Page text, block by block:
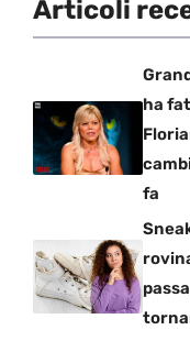
Articoli
ha
fa